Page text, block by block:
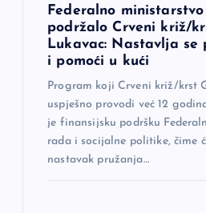
Federalno
podržalo Crveni križ/
Lukavac: Nastavlja se
i pomoći u kući
Program koji Crveni križ/krst
uspješno provodi već 12
je finansijsku podršku
rada i socijalne politike, čime
nastavak pružanja…